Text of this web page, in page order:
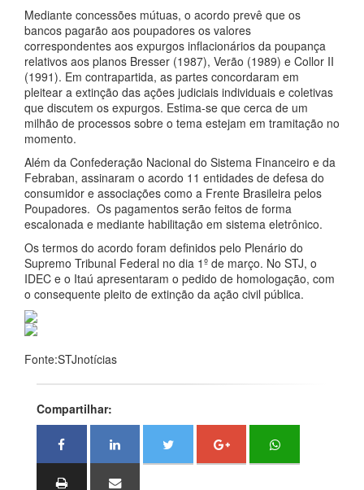
Mediante concessões mútuas, o acordo prevê que os
bancos pagarão aos poupadores os valores
correspondentes aos expurgos inflacionários da poupança
relativos aos planos Bresser (1987), Verão (1989) e Collor II
(1991). Em contrapartida, as partes concordaram em
pleitear a extinção das ações judiciais individuais e coletivas
que discutem os expurgos. Estima-se que cerca de um
milhão de processos sobre o tema estejam em tramitação no
momento.
Além da Confederação Nacional do Sistema Financeiro e da
Febraban, assinaram o acordo 11 entidades de defesa do
consumidor e associações como a Frente Brasileira pelos
Poupadores. Os pagamentos serão feitos de forma
escalonada e mediante habilitação em sistema eletrônico.
Os termos do acordo foram definidos pelo Plenário do
Supremo Tribunal Federal no dia 1º de março. No STJ, o
IDEC e o Itaú apresentaram o pedido de homologação, com
o consequente pleito de extinção da ação civil pública.
Fonte:STJnotícias
Compartilhar: